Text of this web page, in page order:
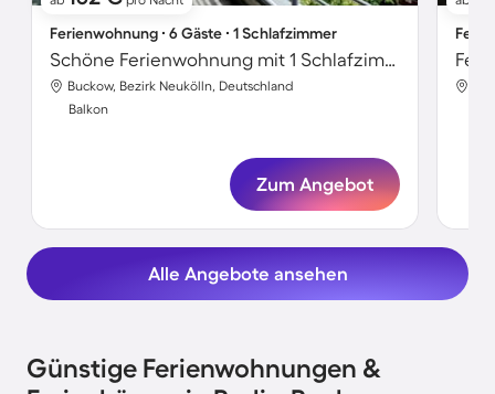
Ferienwohnung ∙ 6 Gäste ∙ 1 Schlafzimmer
Schöne Ferienwohnung mit 1 Schlafzimmer für 6 Personen
Buckow, Bezirk Neukölln, Deutschland
Balkon
Zum Angebot
Alle Angebote ansehen
Günstige Ferienwohnungen &